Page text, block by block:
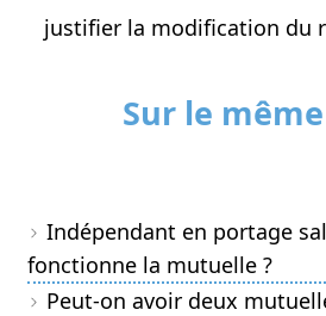
justifier la modification du
Sur le
Indépendant en portage
fonctionne la mutuelle ?
Peut-on avoir deux